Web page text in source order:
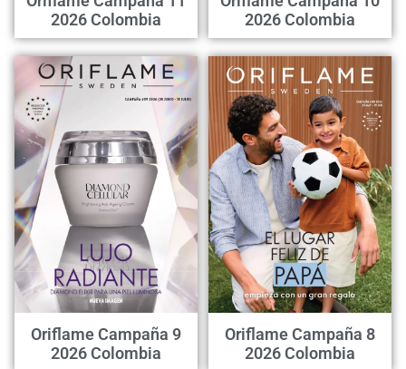
2026 Colombia
2026 Colombia
Oriflame Campaña 9
2026 Colombia
Oriflame Campaña 8
2026 Colombia